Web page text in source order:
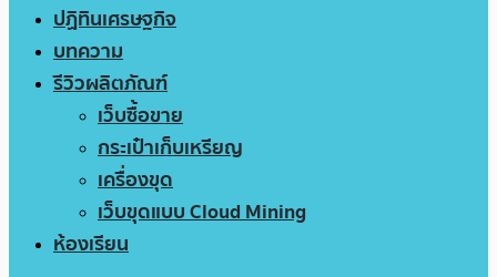
ปฏิทินเศรษฐกิจ
บทความ
รีวิวผลิตภัณฑ์
เว็บซื้อขาย
กระเป๋าเก็บเหรียญ
เครื่องขุด
เว็บขุดแบบ Cloud Mining
ห้องเรียน